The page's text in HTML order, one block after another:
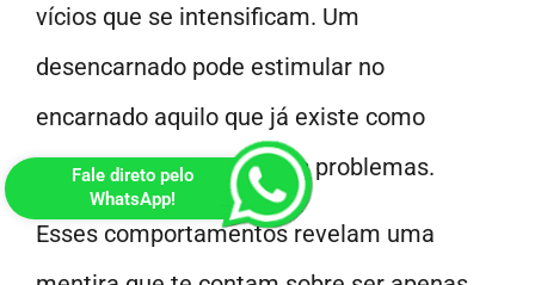
vícios que se intensificam. Um
desencarnado pode estimular no
encarnado aquilo que já existe como
fraqueza, ampliando seus problemas.
Esses comportamentos revelam uma
Fale direto pelo
WhatsApp!